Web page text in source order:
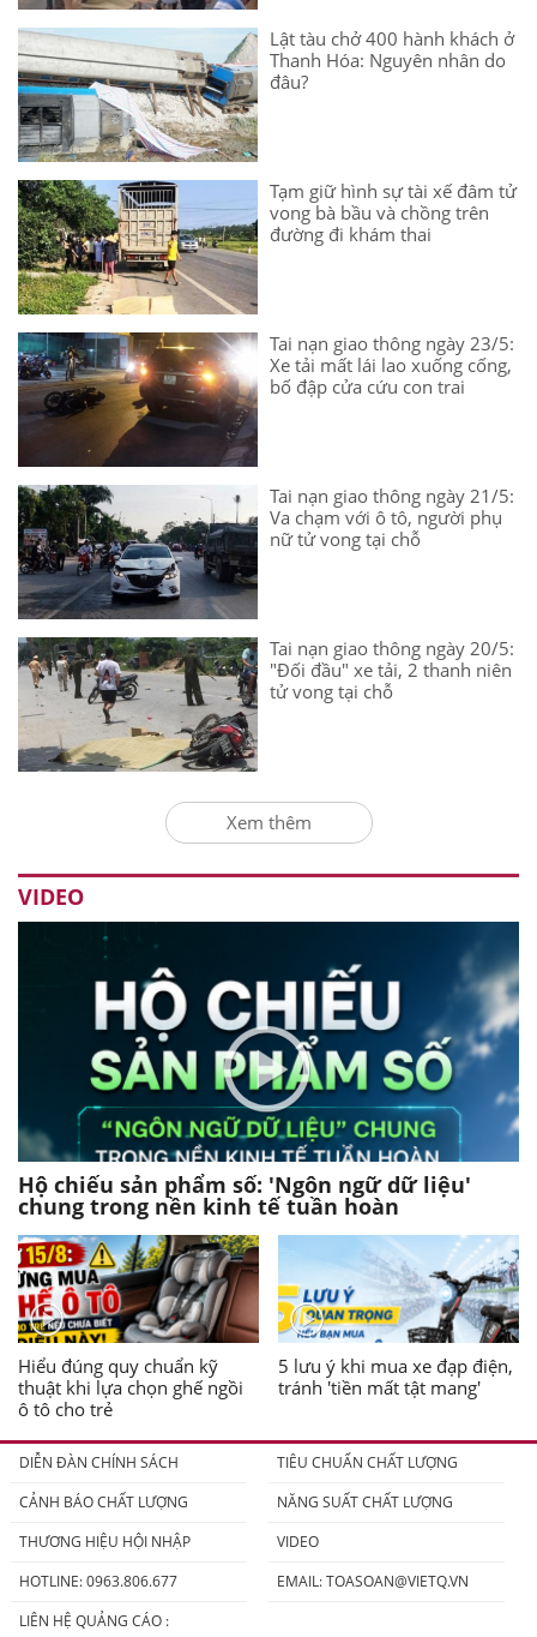
Lật tàu chở 400 hành khách ở
Thanh Hóa: Nguyên nhân do
đâu?
Tạm giữ hình sự tài xế đâm tử
vong bà bầu và chồng trên
đường đi khám thai
Tai nạn giao thông ngày 23/5:
Xe tải mất lái lao xuống cống,
bố đập cửa cứu con trai
Tai nạn giao thông ngày 21/5:
Va chạm với ô tô, người phụ
nữ tử vong tại chỗ
Tai nạn giao thông ngày 20/5:
"Đối đầu" xe tải, 2 thanh niên
tử vong tại chỗ
Xem thêm
VIDEO
Hộ chiếu sản phẩm số: 'Ngôn ngữ dữ liệu'
chung trong nền kinh tế tuần hoàn
Hiểu đúng quy chuẩn kỹ
thuật khi lựa chọn ghế ngồi
ô tô cho trẻ
5 lưu ý khi mua xe đạp điện,
tránh 'tiền mất tật mang'
DIỄN ĐÀN CHÍNH SÁCH
TIÊU CHUẨN CHẤT LƯỢNG
CẢNH BÁO CHẤT LƯỢNG
NĂNG SUẤT CHẤT LƯỢNG
THƯƠNG HIỆU HỘI NHẬP
VIDEO
HOTLINE: 0963.806.677
EMAIL:TOASOAN@VIETQ.VN
LIÊN HỆ QUẢNG CÁO :